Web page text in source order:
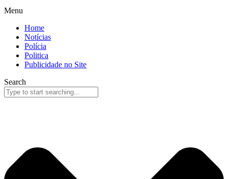
Menu
Home
Notícias
Polícia
Politica
Publicidade no Site
Search